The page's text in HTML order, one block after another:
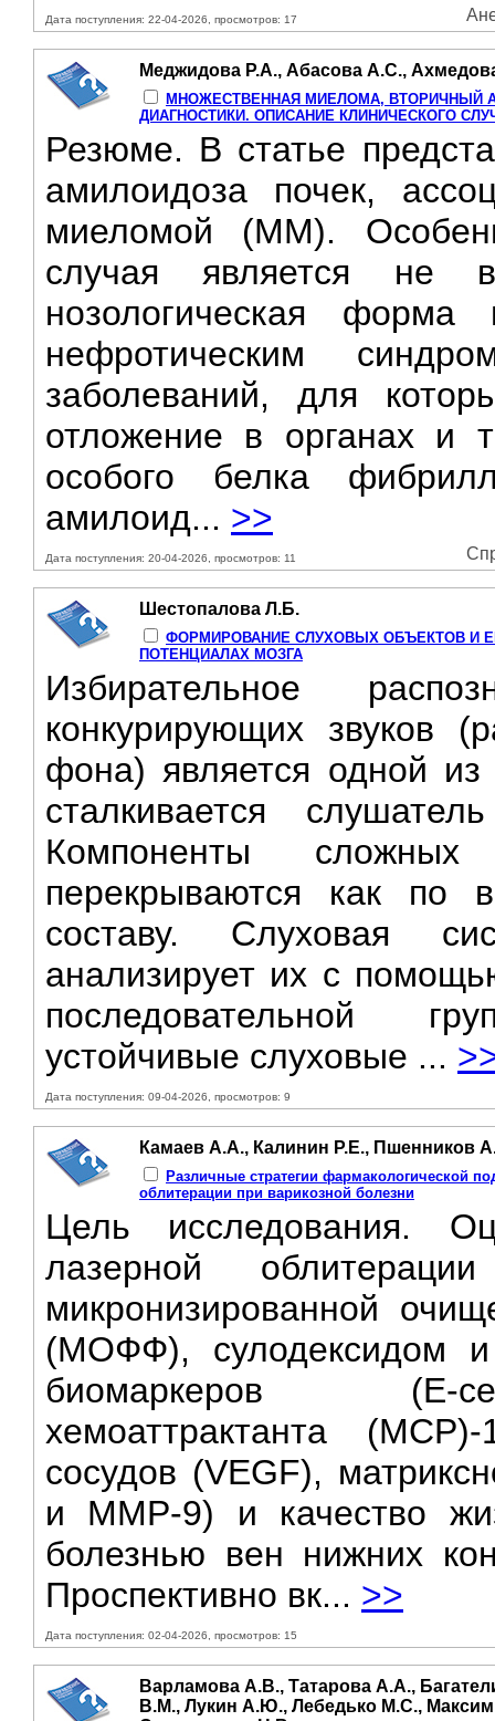
Дата поступления: 22-04-2026, просмотров: 17
Меджидова Р.А., Абасова А.С.,
МНОЖЕСТВЕННАЯ МИЕЛОМА, ВТОРИЧНЫЙ
ДИАГНОСТИКИ. ОПИСАНИЕ КЛИНИЧЕСКОГО
Резюме. B статье
амилоидоза почек,
миеломой (ММ).
случая является не
нозологическая
нефротическим
заболеваний, для
отложение в органах и
особого белка
амилоид... >>
Дата поступления: 20-04-2026, просмотров: 11
Шестопалова Л.Б.
ФОРМИРОВАНИЕ СЛУХОВЫХ ОБЪЕКТОВ И
ПОТЕНЦИАЛАХ МОЗГА
Избирательное
конкурирующих звуков
фона) является одной
сталкивается
Компоненты
перекрываются как по
составу. Слуховая
анализирует их с
последовательной
устойчивые слуховые ...
Дата поступления: 09-04-2026, просмотров: 9
Камаев А.А., Калинин Р.Е., Пшенников
Различные стратегии фармакологической
облитерации при варикозной болезни
Цель исследования.
лазерной
микронизированной
(МОФФ), сулодексидом
биомаркеров (Е-
хемоаттрактанта
сосудов (VEGF),
и MMP-9) и качество
болезнью вен нижних
Проспективно вк... >>
Дата поступления: 02-04-2026, просмотров: 15
Варламова А.В., Татарова А.А.,
В.М., Лукин А.Ю., Лебедько М.С.,